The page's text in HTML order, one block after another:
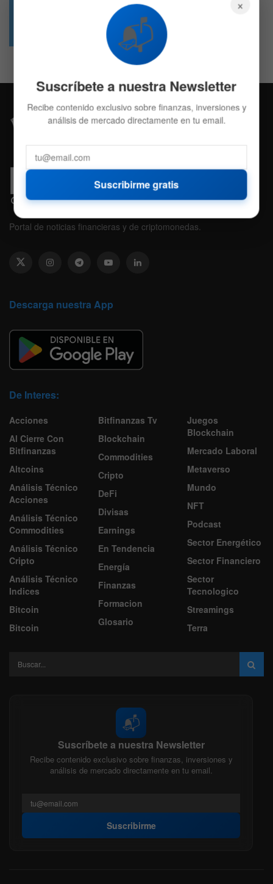
4.7k
Followers
Portal de noticias financieras y de criptomonedas.
Descarga nuestra App
De Interes:
Acciones
Al Cierre Con
Bitfinanzas
Altcoins
Análisis Técnico
Acciones
Análisis Técnico
Commodities
Análisis Técnico
Cripto
Análisis Técnico
Indices
Bitcoin
Bitcoin
Bitfinanzas Tv
Blockchain
Commodities
Cripto
DeFi
Divisas
Earnings
En Tendencia
Energía
Finanzas
Formacion
Glosario
Juegos
Blockchain
Mercado Laboral
Metaverso
Mundo
NFT
Podcast
Sector Energético
Sector Financiero
Sector
Tecnologico
Streamings
Terra
📬
Suscríbete a nuestra Newsletter
Recibe contenido exclusivo sobre finanzas, inversiones y
análisis de mercado directamente en tu email.
Suscribirme
×
📬
Suscríbete a nuestra Newsletter
Recibe contenido exclusivo sobre finanzas, inversiones y
análisis de mercado directamente en tu email.
Suscribirme gratis